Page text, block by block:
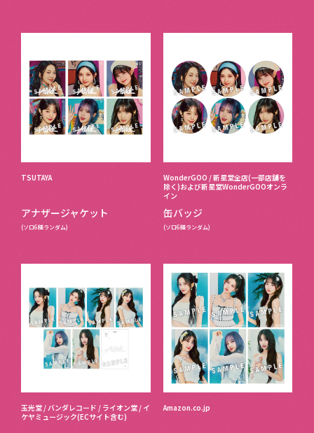
TSUTAYA
アナザージャケット
(ソロ6種ランダム)
WonderGOO / 新星堂全店(一部店舖を
除く)および新星堂WonderGOOオンラ
イン
缶バッジ
(ソロ6種ランダム)
玉光堂 / バンダレコード / ライオン堂 / イ
ケヤミュージック(ECサイト含む)
Amazon.co.jp